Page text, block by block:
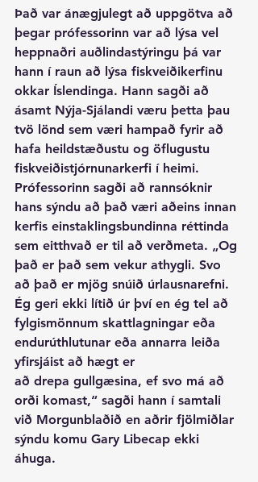
Það var ánægjulegt að uppgötva að
þegar prófessorinn var að lýsa vel
heppnaðri auðlindastýringu þá var
hann í raun að lýsa fiskveiðikerfinu
okkar Íslendinga. Hann sagði að
ásamt Nýja-Sjálandi væru þetta þau
tvö lönd sem væri hampað fyrir að
hafa heildstæðustu og öflugustu
fiskveiðistjórnunarkerfi í heimi.
Prófessorinn sagði að rannsóknir
hans sýndu að það væri aðeins innan
kerfis einstaklingsbundinna réttinda
sem eitthvað er til að verðmeta. „Og
það er það sem vekur athygli. Svo
að það er mjög snúið úrlausnarefni.
Ég geri ekki lítið úr því en ég tel að
fylgismönnum skattlagningar eða
endurúthlutunar eða annarra leiða
yfirsjáist að hægt er
að drepa gullgæsina, ef svo má að
orði komast,“ sagði hann í samtali
við Morgunblaðið en aðrir fjölmiðlar
sýndu komu Gary Libecap ekki
áhuga.